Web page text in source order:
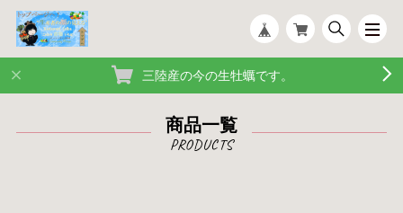
三陸産の今の生牡蠣です。
商品一覧